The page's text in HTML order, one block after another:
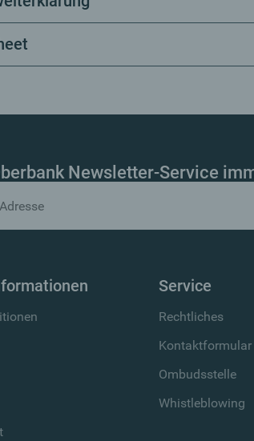
Newsletter-Service
Service
Rechtliches
Kontaktformular
Ombudsstelle
Whistleblowing